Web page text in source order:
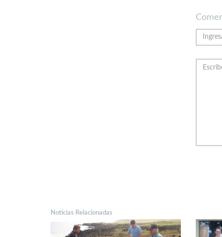
Noticias Relacionadas